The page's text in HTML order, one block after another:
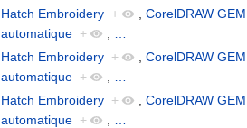
Hatch Embroidery + CorelDRAW
automatique +
Hatch Embroidery + CorelDRAW
automatique +
Hatch Embroidery + CorelDRAW
automatique +